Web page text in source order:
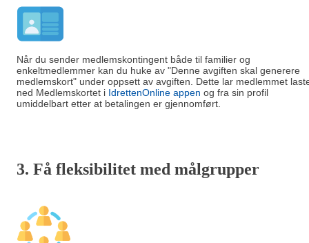
Når du sender medlemskontingent både til familier og
enkeltmedlemmer kan du huke av "Denne avgiften skal generere
medlemskort" under oppsett av avgiften. Dette lar medlemmet
ned Medlemskortet i IdrettenOnline appen og fra sin profil
umiddelbart etter at betalingen er gjennomført.
3. Få fleksibilitet med målgrupper